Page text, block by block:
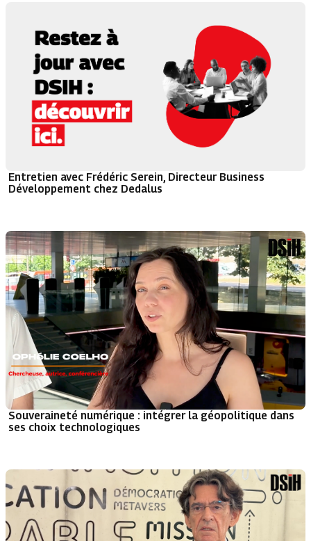
Entretien avec Frédéric Serein, Directeur Business
Développement chez Dedalus
Souveraineté numérique : intégrer la géopolitique dans
ses choix technologiques